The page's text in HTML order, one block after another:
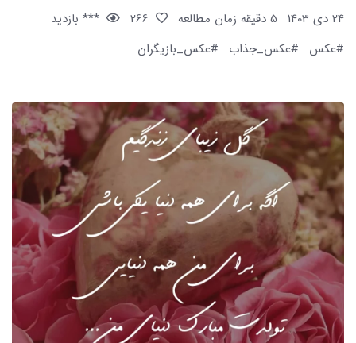
24 دی 1403
5 دقیقه زمان مطالعه
*** بازدید
#عکس
#عکس_جذاب #عکس_بازیگران